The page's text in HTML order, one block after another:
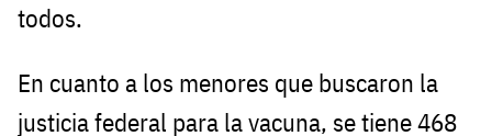
todos.
En cuanto a los menores que buscaron la
justicia federal para la vacuna, se tiene 468